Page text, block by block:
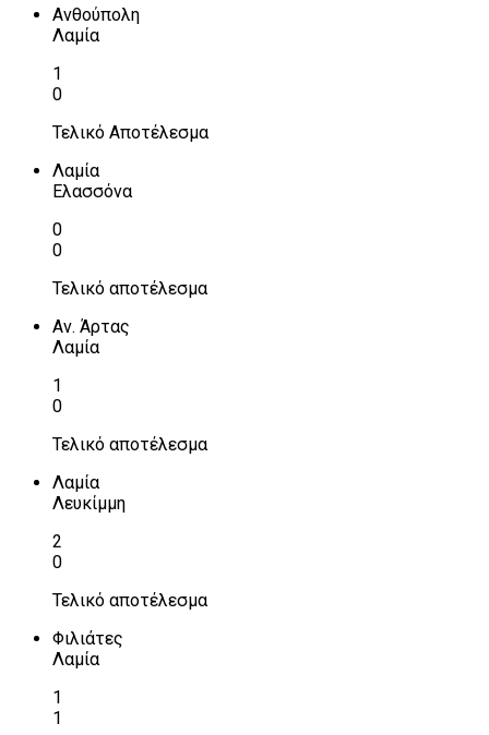
Ανθούπολη
Λαμία
1
0
Τελικό Αποτέλεσμα
Λαμία
Ελασσόνα
0
0
Τελικό αποτέλεσμα
Αν. Άρτας
Λαμία
1
0
Τελικό αποτέλεσμα
Λαμία
Λευκίμμη
2
0
Τελικό αποτέλεσμα
Φιλιάτες
Λαμία
1
1